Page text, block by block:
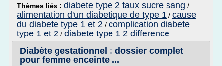
Thèmes liés : diabete type 2 taux sucre sang /
alimentation d'un diabetique de type 1 / cause
du diabete type 1 et 2 / complication diabete
type 1 et 2 / diabete type 1 2 difference
Diabète gestationnel : dossier complet
pour femme enceinte ...